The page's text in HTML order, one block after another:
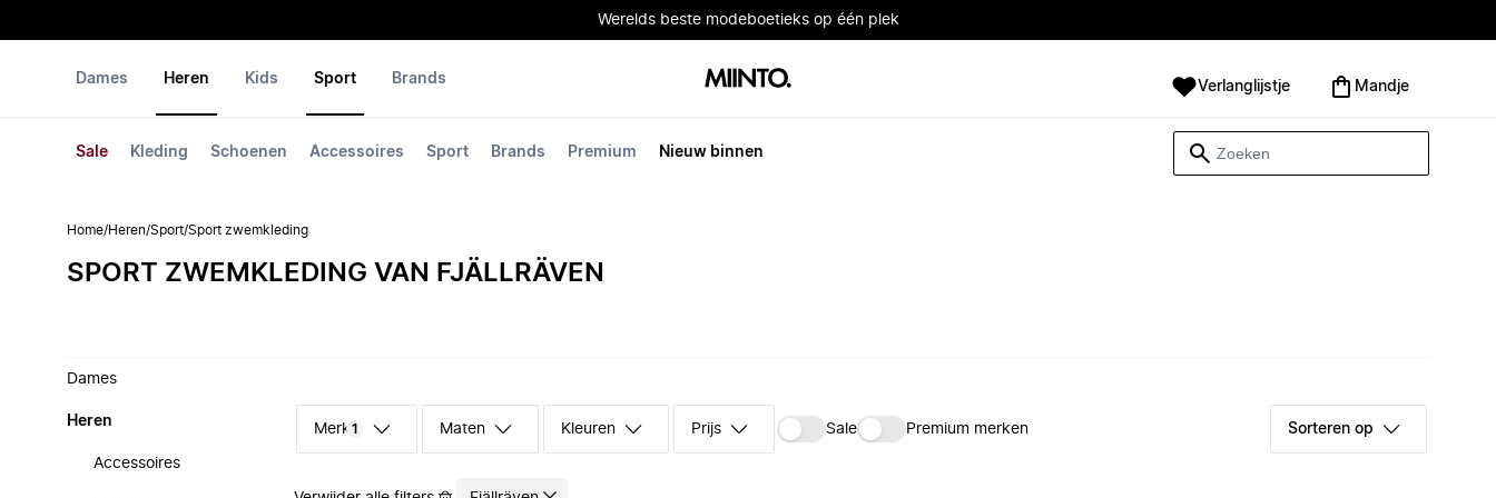
Werelds beste modeboetieks op één plek
Dames Heren
Sale Kleding Schoenen Accessoires Sport Brands Premium Nieuw binnen
Kids Sport Brands Verlanglijstje Mandje
Home/Heren/Sport/Sport zwemkleding
SPORT ZWEMKLEDING VAN FJÄLLRÄVEN
Dames
Heren
Accessoires
Merk 1 Maten Kleuren Prijs Sale Premium merken Sorteren op